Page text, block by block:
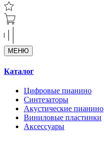
МЕНЮ
Каталог
Цифровые пианино
Синтезаторы
Акустические пианино
Виниловые пластинки
Аксессуары